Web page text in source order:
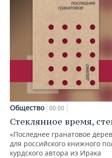
Общество 00:00
Стеклянное время,
«Последнее гранатовое
для российского книжного
курдского автора из Ирака